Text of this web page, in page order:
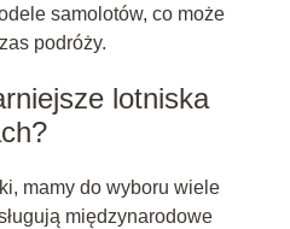
samolotów, co może
podróży.
lotniska
mamy do wyboru wiele
międzynarodowe